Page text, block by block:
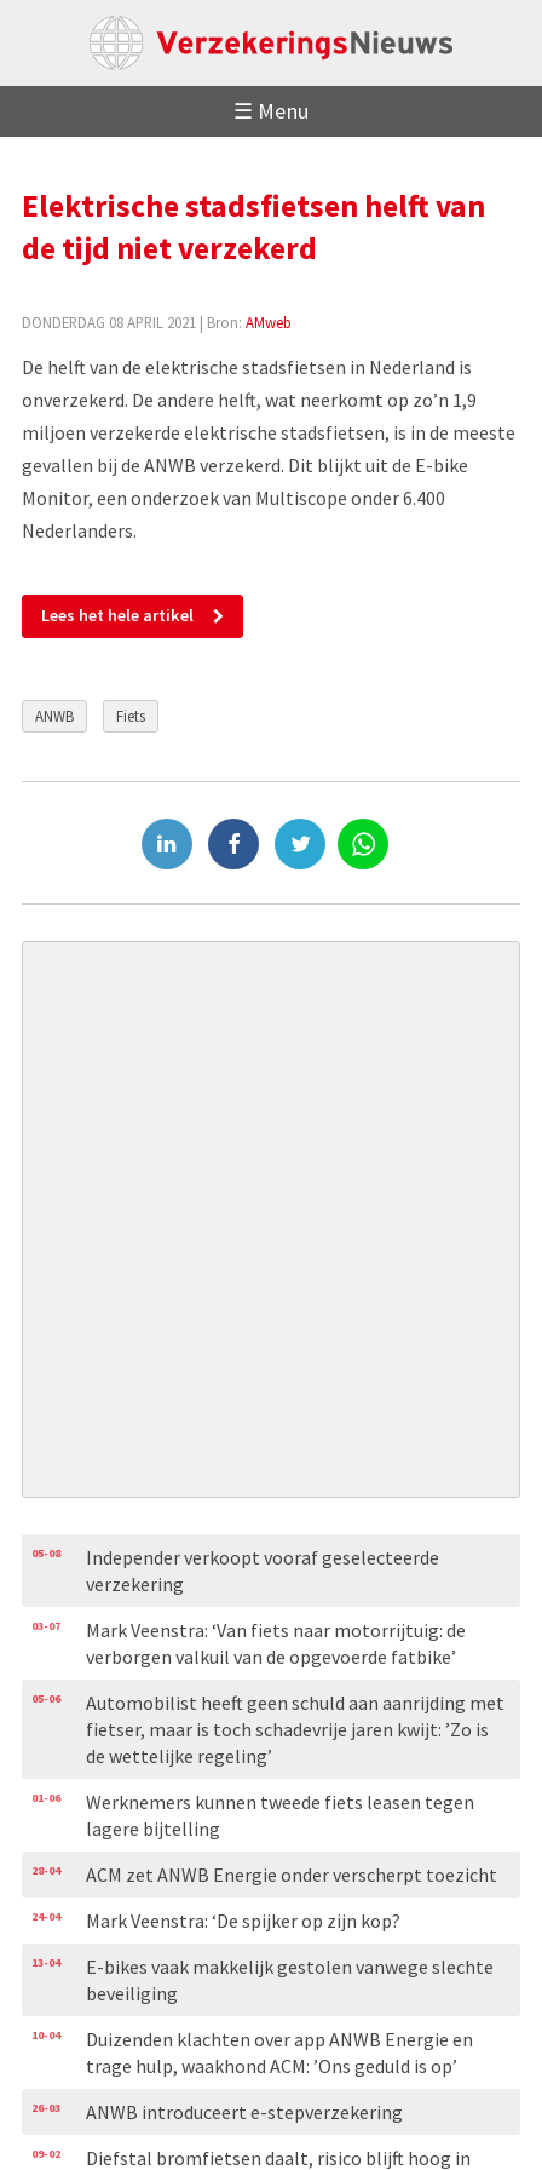
☰ Menu
Elektrische stadsfietsen helft van
de tijd niet verzekerd
DONDERDAG 08 APRIL 2021 | Bron: AMweb
De helft van de elektrische stadsfietsen in Nederland is
onverzekerd. De andere helft, wat neerkomt op zo’n 1,9
miljoen verzekerde elektrische stadsfietsen, is in de meeste
gevallen bij de ANWB verzekerd. Dit blijkt uit de E-bike
Monitor, een onderzoek van Multiscope onder 6.400
Nederlanders.
Lees het hele artikel
ANWB Fiets
05-08
Independer verkoopt vooraf geselecteerde
verzekering
03-07
Mark Veenstra: ‘Van fiets naar motorrijtuig: de
verborgen valkuil van de opgevoerde fatbike’
05-06
Automobilist heeft geen schuld aan aanrijding met
fietser, maar is toch schadevrije jaren kwijt: ’Zo is
de wettelijke regeling’
01-06
Werknemers kunnen tweede fiets leasen tegen
lagere bijtelling
28-04 ACM zet ANWB Energie onder verscherpt toezicht
24-04 Mark Veenstra: ‘De spijker op zijn kop?
13-04
E-bikes vaak makkelijk gestolen vanwege slechte
beveiliging
10-04
Duizenden klachten over app ANWB Energie en
trage hulp, waakhond ACM: ’Ons geduld is op’
26-03 ANWB introduceert e-stepverzekering
09-02 Diefstal bromfietsen daalt, risico blijft hoog in